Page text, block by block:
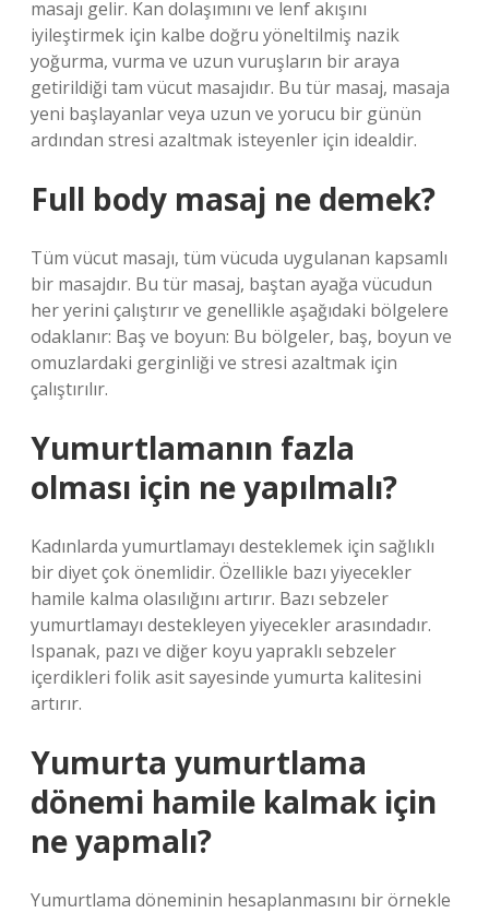
masajı gelir. Kan dolaşımını ve lenf akışını
iyileştirmek için kalbe doğru yöneltilmiş nazik
yoğurma, vurma ve uzun vuruşların bir araya
getirildiği tam vücut masajıdır. Bu tür masaj, masaja
yeni başlayanlar veya uzun ve yorucu bir günün
ardından stresi azaltmak isteyenler için idealdir.
Full body masaj ne demek?
Tüm vücut masajı, tüm vücuda uygulanan kapsamlı
bir masajdır. Bu tür masaj, baştan ayağa vücudun
her yerini çalıştırır ve genellikle aşağıdaki bölgelere
odaklanır: Baş ve boyun: Bu bölgeler, baş, boyun ve
omuzlardaki gerginliği ve stresi azaltmak için
çalıştırılır.
Yumurtlamanın fazla
olması için ne yapılmalı?
Kadınlarda yumurtlamayı desteklemek için sağlıklı
bir diyet çok önemlidir. Özellikle bazı yiyecekler
hamile kalma olasılığını artırır. Bazı sebzeler
yumurtlamayı destekleyen yiyecekler arasındadır.
Ispanak, pazı ve diğer koyu yapraklı sebzeler
içerdikleri folik asit sayesinde yumurta kalitesini
artırır.
Yumurta yumurtlama
dönemi hamile kalmak için
ne yapmalı?
Yumurtlama döneminin hesaplanmasını bir örnekle